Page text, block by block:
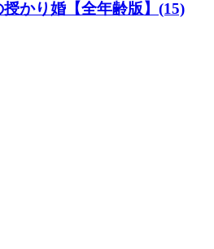
かり婚【全年齢版】(15)